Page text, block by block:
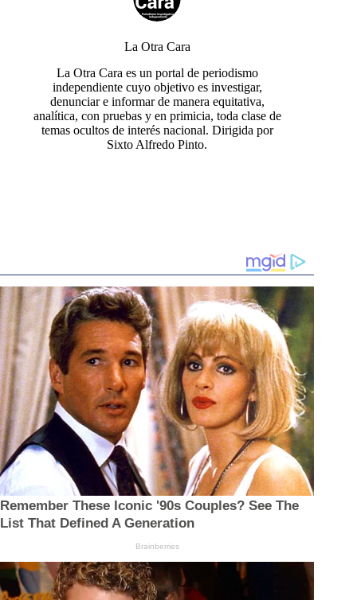
La Otra Cara
La Otra Cara es un portal de periodismo
independiente cuyo objetivo es investigar,
denunciar e informar de manera equitativa,
analítica, con pruebas y en primicia, toda clase de
temas ocultos de interés nacional. Dirigida por
Sixto Alfredo Pinto.